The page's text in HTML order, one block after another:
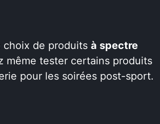
choix de produits à spectre
même tester certains produits
pour les soirées post-sport.